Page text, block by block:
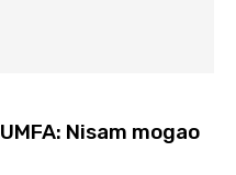
Nisam mogao